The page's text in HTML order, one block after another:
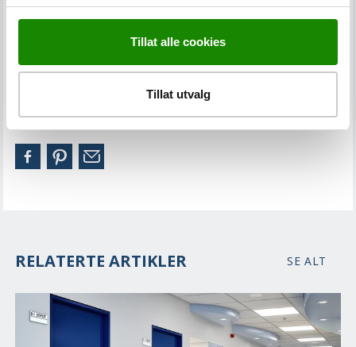
Tillat alle cookies
Tillat utvalg
TAGS
VÅTROMSDØRER
LIKTE DU HVA DU LESTE?
DEL DETTE MED EN VENN
RELATERTE ARTIKLER SE ALT